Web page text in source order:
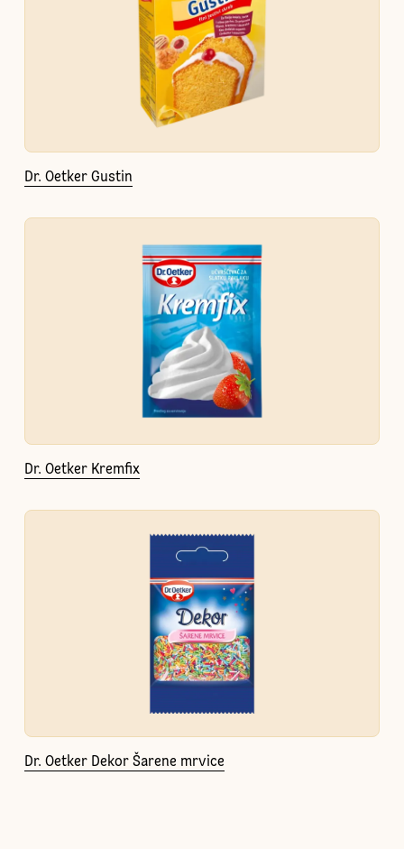
Dr. Oetker Gustin
Dr. Oetker Kremfix
Dr. Oetker Dekor Šarene mrvice